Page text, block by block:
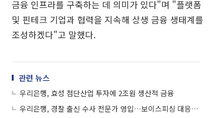
금융 인프라를 구축하는 데 의미가 있다"며 "플랫폼
및 핀테크 기업과 협력을 지속해 상생 금융 생태계를
조성하겠다"고 말했다.
관련 뉴스
우리은행, 효성 첨단산업 투자에 2조원 생산적 금융
우리은행, 경찰 출신 수사 전문가 영입…보이스피싱 대응 강화